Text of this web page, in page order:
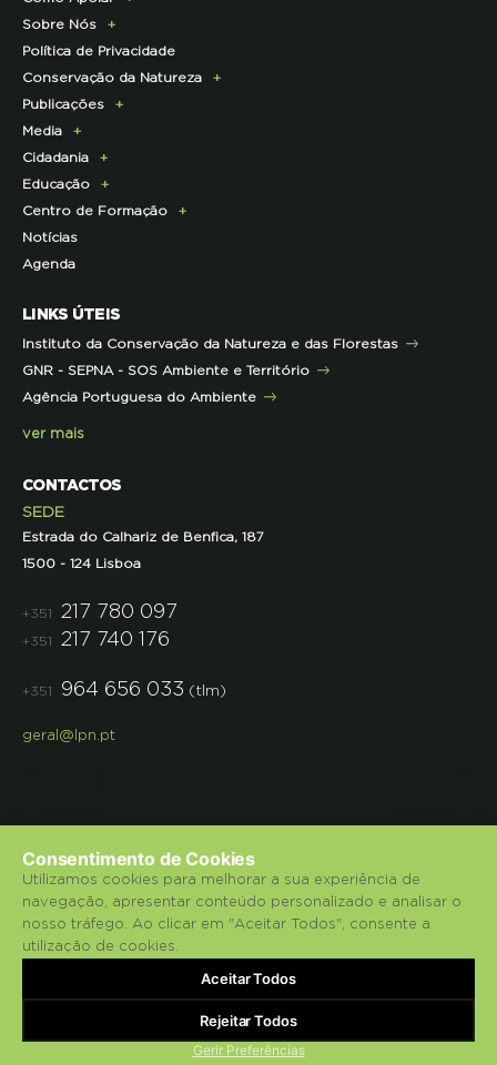
Doe Hoje
Consignação do IRS
Torne-se Associado
Pagamento Quotas
Parcerias Exclusivas aos Associados
Parcerias de Apoio à LPN
Sobre Nós
Apresentação
História
Institucional
Membros da Direção Nacional
Corpo Técnico
Infraestruturas
Contactos e Localização
Representações
Política de Privacidade
Conservação da Natureza
Programa Lince
Programa Castro Verde Sustentável
Programa Florestas
Projetos cofinanciados pela UE
Outros Projetos
Histórico de Projetos
Publicações
E-News
Centro de Documentação
Media
Comunicado de imprensa
Clipping
Press Kit
Cidadania
Campanhas
ECOs-Locais
Dicas úteis
Iniciativas
Pareceres
Parcerias
Projetos
Semana do Jornalismo de Ambiente 2023
Educação
Área dos Professores
Recursos Pedagógicos
Literacia para a Floresta
Projetos
Centro de Formação
Formação Certificada
Formação Contínua para Professores
Outras Formações
Notícias
Agenda
LINKS ÚTEIS
Instituto da Conservação da Natureza e das Florestas
GNR - SEPNA - SOS Ambiente e Território
Agência Portuguesa do Ambiente
ver mais
CONTACTOS
SEDE
Estrada do Calhariz de Benfica, 187
1500 - 124 Lisboa
+351 217 780 097
+351 217 740 176
+351 964 656 033 (tlm)
geral@lpn.pt
© 2018 Liga para a Protecção da Natureza.
Política de Privacidade
Powered by bluesoft.pt
Consentimento de Cookies
Utilizamos cookies para melhorar a sua experiência de
navegação, apresentar conteúdo personalizado e analisar o
nosso tráfego. Ao clicar em "Aceitar Todos", consente a
utilização de cookies.
Gerir Preferências
Rejeitar Todos
Aceitar Todos